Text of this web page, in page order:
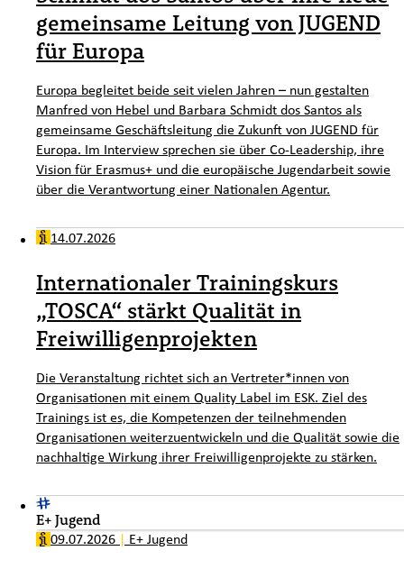
gemeinsame Leitung von JUGEND
für Europa
Europa begleitet beide seit vielen Jahren – nun gestalten
Manfred von Hebel und Barbara Schmidt dos Santos als
gemeinsame Geschäftsleitung die Zukunft von JUGEND für
Europa. Im Interview sprechen sie über Co-Leadership, ihre
Vision für Erasmus+ und die europäische Jugendarbeit sowie
über die Verantwortung einer Nationalen Agentur.
14.07.2026
Internationaler Trainingskurs
„TOSCA“ stärkt Qualität in
Freiwilligenprojekten
Die Veranstaltung richtet sich an Vertreter*innen von
Organisationen mit einem Quality Label im ESK. Ziel des
Trainings ist es, die Kompetenzen der teilnehmenden
Organisationen weiterzuentwickeln und die Qualität sowie die
nachhaltige Wirkung ihrer Freiwilligenprojekte zu stärken.
E+ Jugend
09.07.2026 | E+ Jugend